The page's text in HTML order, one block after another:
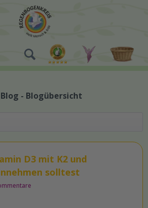
- Blogübersicht
D3 mit K2 und
solltest